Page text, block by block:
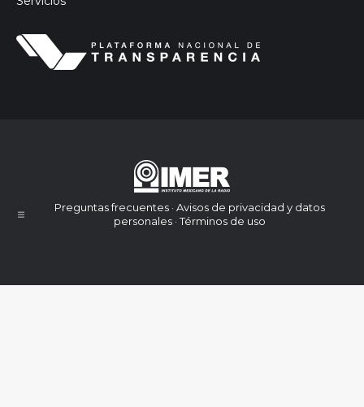
Preguntas frecuentes · Avisos de privacidad y datos
personales · Términos de uso